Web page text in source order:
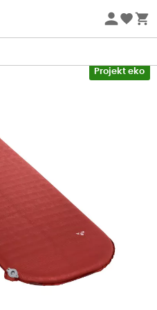
przy zakupie 2
Projekt eko